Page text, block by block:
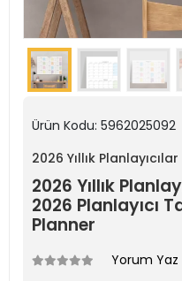
Ürün Kodu: 5962025092
2026 Yıllık Planlayıcılar
2026 Yıllık
2026 Planlayıcı
Planner
Yorum Yaz